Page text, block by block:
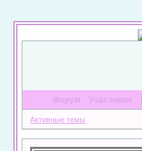
Форум Участники
Активные темы